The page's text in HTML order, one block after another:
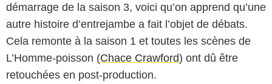
démarrage de la saison 3, voici qu’on apprend qu’une
autre histoire d’entrejambe a fait l’objet de débats.
Cela remonte à la saison 1 et toutes les scènes de
L’Homme-poisson (Chace Crawford) ont dû être
retouchées en post-production.